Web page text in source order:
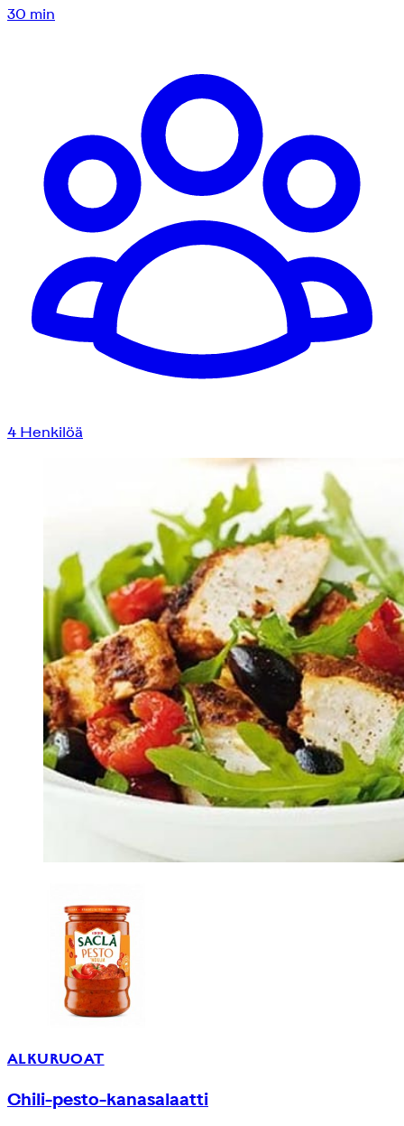
30 min
4 Henkilöä
ALKURUOAT
Chili-pesto-kanasalaatti